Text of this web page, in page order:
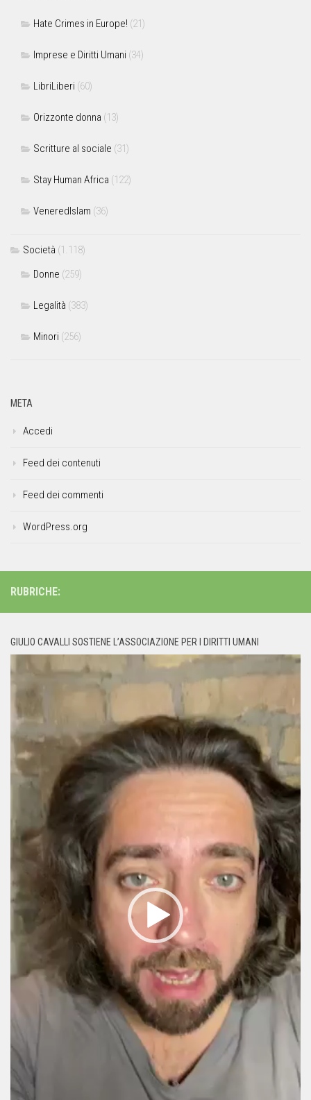
Hate Crimes in Europe! (21)
Imprese e Diritti Umani (34)
LibriLiberi (60)
Orizzonte donna (13)
Scritture al sociale (31)
Stay Human Africa (122)
VeneredIslam (36)
Società (1.118)
Donne (259)
Legalità (383)
Minori (256)
META
Accedi
Feed dei contenuti
Feed dei commenti
WordPress.org
RUBRICHE:
GIULIO CAVALLI SOSTIENE L’ASSOCIAZIONE PER I DIRITTI UMANI
Player